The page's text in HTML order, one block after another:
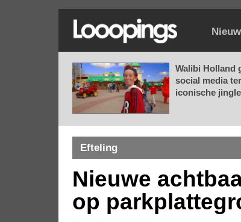
Walibi Holland
social media
iconische
Efteling
Nieuwe
op